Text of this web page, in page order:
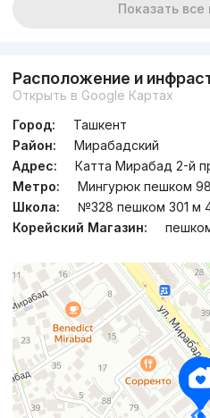
Показать
Расположение и
Открыть в Google Картах
Город:
Ташкент
Район:
Мирабадский
Адрес:
Катта Мирабад 2-й
Метро:
Мингурюк пешком
Школа:
№328 пешком 301 м
Корейский Магазин: